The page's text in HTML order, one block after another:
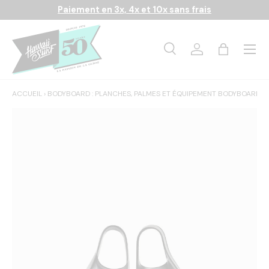
Aller au contenu
Paiement en 3x, 4x et 10x sans frais
Rechercher
RechercheSe connecter
Panier
Menu
ACCUEIL › BODYBOARD : PLANCHES, PALMES ET ÉQUIPEMENT BODYBOARD